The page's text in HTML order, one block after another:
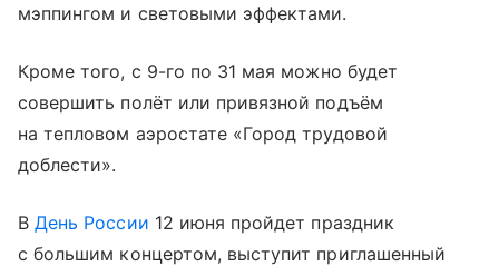
мэппингом и световыми эффектами.
Кроме того, с 9-го по 31 мая можно будет
совершить полёт или привязной подъём
на тепловом аэростате «Город трудовой
доблести».
ВДень России 12 июня пройдет праздник
с большим концертом, выступит приглашенный